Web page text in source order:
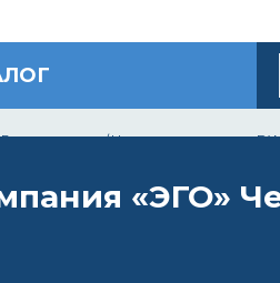
Вопрос-ответ /Что такое покрытие
ТАКОЕ
Water Repellent – «устойчивое
обрабатываются с помощью